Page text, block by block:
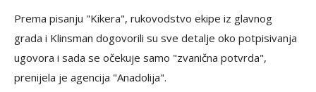
Prema pisanju "Kikera", rukovodstvo ekipe iz glavnog
grada i Klinsman dogovorili su sve detalje oko potpisivanja
ugovora i sada se očekuje samo "zvanična potvrda",
prenijela je agencija "Anadolija".